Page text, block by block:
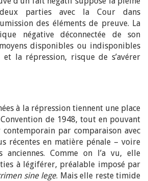
parties avec la Cour dans
des éléments de preuve. La
négative déconnectée de son
disponibles ou indisponibles
la répression, risque de s’avérer
à la répression tiennent une place
de 1948, tout en pouvant
par comparaison avec
récentes en matière pénale – voire
anciennes. Comme on l’a vu, elle
à légiférer, préalable imposé par
sine lege. Mais elle reste timide